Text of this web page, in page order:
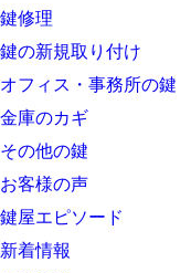
鍵修理
鍵の新規取り付け
オフィス・事務所の鍵
金庫のカギ
その他の鍵
お客様の声
鍵屋エピソード
新着情報